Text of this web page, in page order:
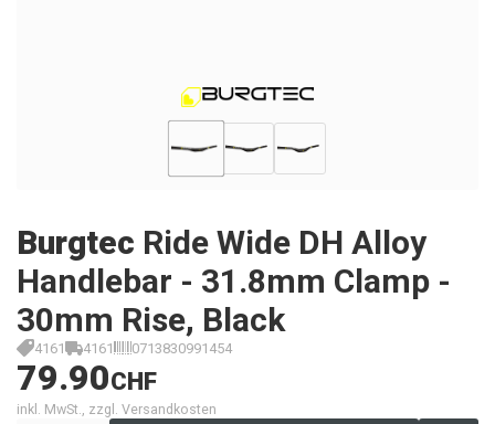
Burgtec Ride Wide DH Alloy
Handlebar - 31.8mm Clamp -
30mm Rise, Black
4161 4161 0713830991454
79.90CHF
inkl. MwSt., zzgl. Versandkosten